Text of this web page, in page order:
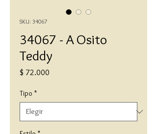
SKU: 34067
34067 - A Osito
Teddy
$ 72.000
Tipo *